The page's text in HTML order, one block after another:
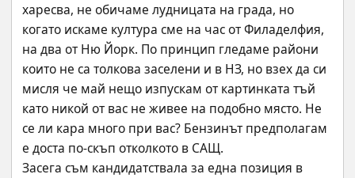
харесва, не обичаме лудницата на града, но
когато искаме култура сме на час от Филаделфия,
на два от Ню Йорк. По принцип гледаме райони
които не са толкова заселени и в НЗ, но взех да си
мисля че май нещо изпускам от картинката тъй
като никой от вас не живее на подобно място. Не
се ли кара много при вас? Бензинът предполагам
е доста по-скъп отколкото в САЩ.
Засега съм кандидатствала за една позиция в